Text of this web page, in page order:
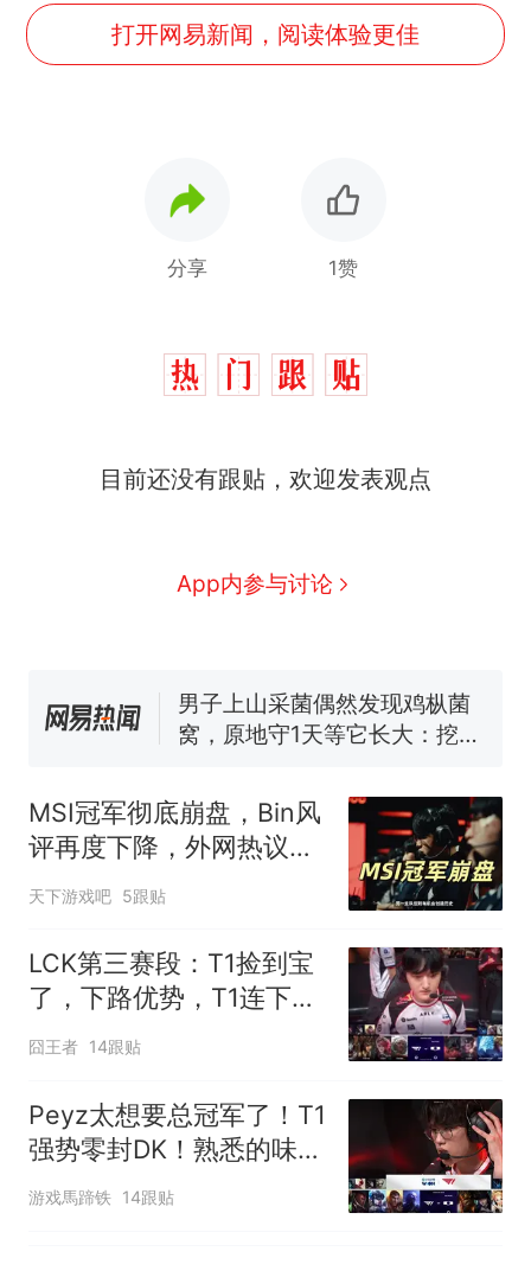
打开网易新闻，阅读体验更佳
分享 1赞
目前还没有跟贴，欢迎发表观点
App内参与讨论
因老师一句“跟我回家”改写了
费大厨“全国小炒肉大王”称
140多朵
美国渔民钓获鲨鱼徒手将其拽
回大海 目击者直呼震惊 （视频
官方通报
热 那个在床头放菜刀的女孩，
因老师一句“跟我回家”改写了
MSI冠军彻底崩盘，Bin风
评再度下降，外网热议：
BLG到底怎么输的
天下游戏吧 5跟贴
LCK第三赛段：T1捡到宝
了，下路优势，T1连下两
城击败DK
囧王者 14跟贴
Peyz太想要总冠军了！T1
强势零封DK！熟悉的味道
又来了
游戏馬蹄铁 14跟贴